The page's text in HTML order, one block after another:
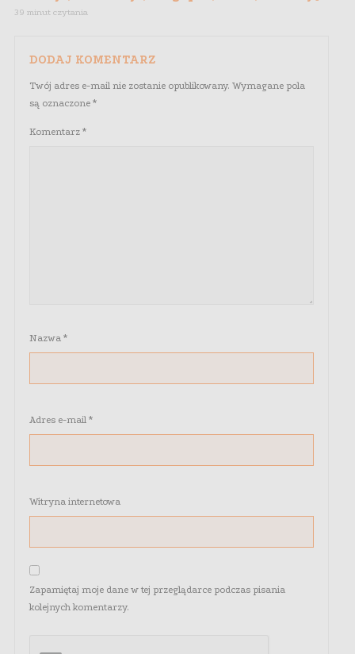
39 minut czytania
DODAJ KOMENTARZ
Twój adres e-mail nie zostanie opublikowany. Wymagane pola
są oznaczone *
Komentarz *
Nazwa *
Adres e-mail *
Witryna internetowa
Zapamiętaj moje dane w tej przeglądarce podczas pisania
kolejnych komentarzy.